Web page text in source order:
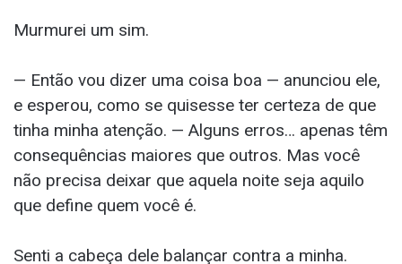
Murmurei um sim.
— Então vou dizer uma coisa boa — anunciou ele,
e esperou, como se quisesse ter certeza de que
tinha minha atenção. — Alguns erros… apenas têm
consequências maiores que outros. Mas você
não precisa deixar que aquela noite seja aquilo
que define quem você é.
Senti a cabeça dele balançar contra a minha.